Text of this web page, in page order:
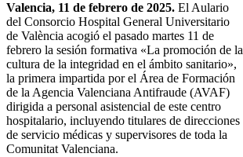
Valencia, 11 de febrero de 2025. El Aulario
del Consorcio Hospital General Universitario
de València acogió el pasado martes 11 de
febrero la sesión formativa «La promoción de la
cultura de la integridad en el ámbito sanitario»,
la primera impartida por el Área de Formación
de la Agencia Valenciana Antifraude (AVAF)
dirigida a personal asistencial de este centro
hospitalario, incluyendo titulares de direcciones
de servicio médicas y supervisores de toda la
Comunitat Valenciana.